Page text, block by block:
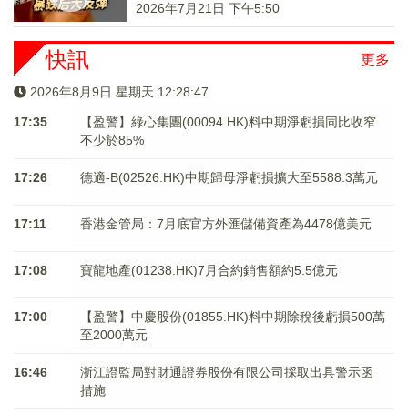
2026年7月21日 下午5:50
更多
快訊
2026年8月9日 星期天 12:28:47
17:35
【盈警】綠心集團(00094.HK)料中期淨虧損同比收窄
不少於85%
17:26 德適-B(02526.HK)中期歸母淨虧損擴大至5588.3萬元
17:11 香港金管局：7月底官方外匯儲備資產為4478億美元
17:08 寶龍地產(01238.HK)7月合約銷售額約5.5億元
17:00
【盈警】中慶股份(01855.HK)料中期除稅後虧損500萬
至2000萬元
16:46
浙江證監局對財通證券股份有限公司採取出具警示函
措施